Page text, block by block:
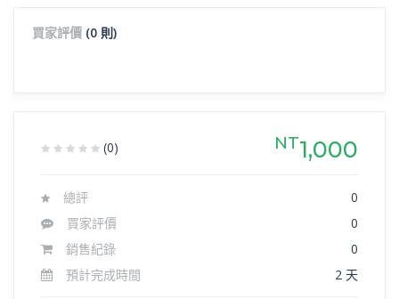
買家評價 (0 則)
(0) NT1,000
總評
0
買家評價
0
銷售紀錄
0
預計完成時間
2 天